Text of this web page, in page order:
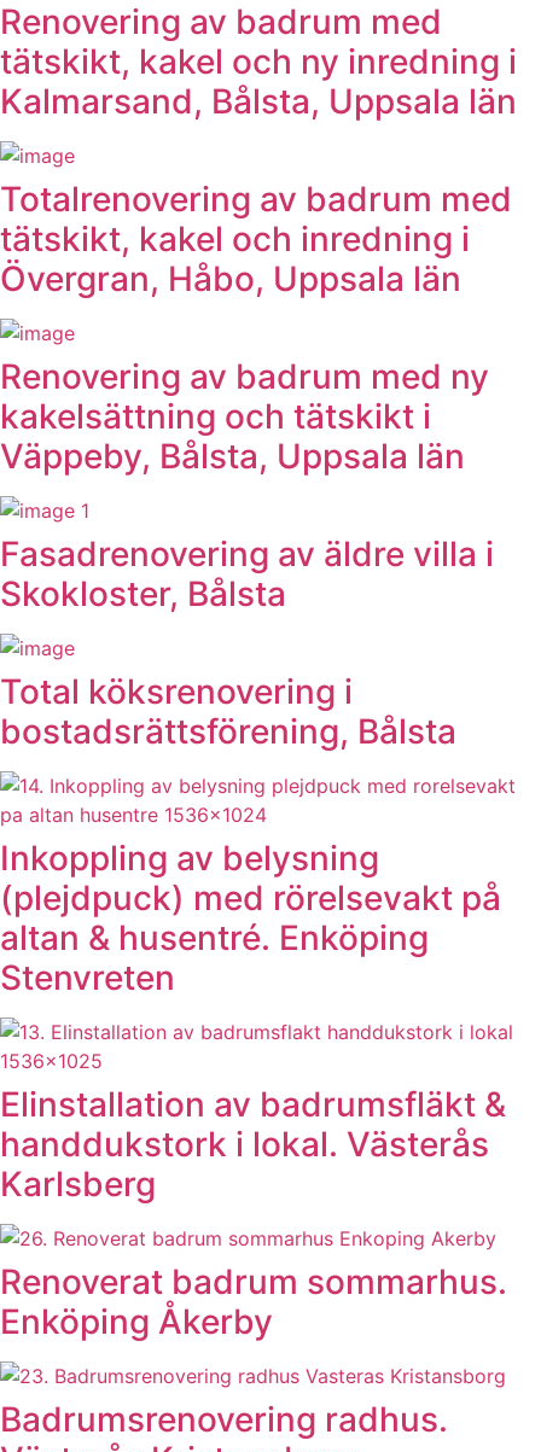
Renovering av badrum med
tätskikt, kakel och ny inredning i
Kalmarsand, Bålsta, Uppsala län
Totalrenovering av badrum med
tätskikt, kakel och inredning i
Övergran, Håbo, Uppsala län
Renovering av badrum med ny
kakelsättning och tätskikt i
Väppeby, Bålsta, Uppsala län
Fasadrenovering av äldre villa i
Skokloster, Bålsta
Total köksrenovering i
bostadsrättsförening, Bålsta
Inkoppling av belysning
(plejdpuck) med rörelsevakt på
altan & husentré. Enköping
Stenvreten
Elinstallation av badrumsfläkt &
handdukstork i lokal. Västerås
Karlsberg
Renoverat badrum sommarhus.
Enköping Åkerby
Badrumsrenovering radhus.